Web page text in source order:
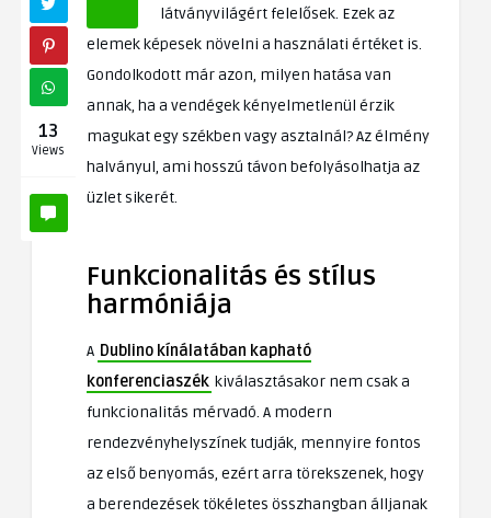
13
Views
látványvilágért felelősek. Ezek az
elemek képesek növelni a használati értéket is.
Gondolkodott már azon, milyen hatása van
annak, ha a vendégek kényelmetlenül érzik
magukat egy székben vagy asztalnál? Az élmény
halványul, ami hosszú távon befolyásolhatja az
üzlet sikerét.
Funkcionalitás és stílus
harmóniája
A Dublino kínálatában kapható
konferenciaszék kiválasztásakor nem csak a
funkcionalitás mérvadó. A modern
rendezvényhelyszínek tudják, mennyire fontos
az első benyomás, ezért arra törekszenek, hogy
a berendezések tökéletes összhangban álljanak